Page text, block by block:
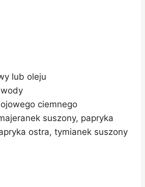
lub oleju
wody
ciemnego
suszony, papryka
ostra, tymianek suszony